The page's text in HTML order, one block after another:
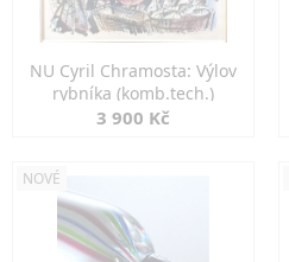
NU Cyril Chramosta: Výlov
rybníka (komb.tech.)
3 900 Kč
NOVÉ